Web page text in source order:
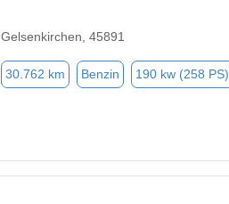
Gelsenkirchen, 45891
30.762 km Benzin 190 kw (258 PS)